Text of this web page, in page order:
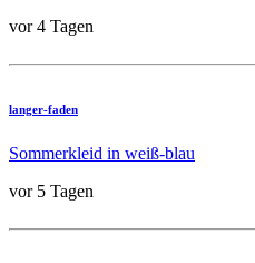
vor 4 Tagen
langer-faden
Sommerkleid in weiß-blau
vor 5 Tagen